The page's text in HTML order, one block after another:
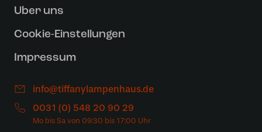
Uber uns
Cookie-Einstellungen
Impressum
info@tiffanylampenhaus.de
0031 (0) 548 20 90 29